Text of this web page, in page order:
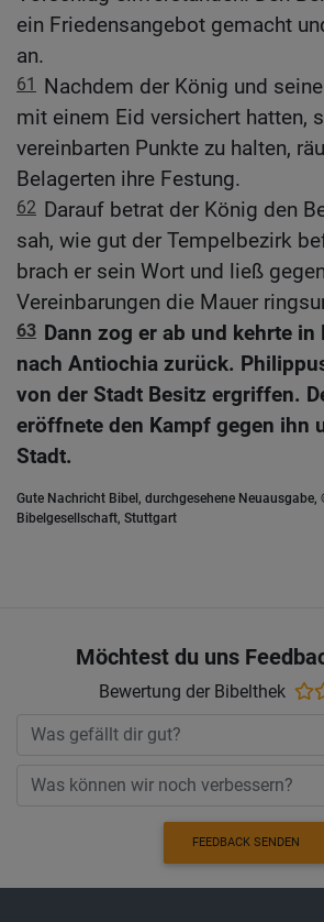
ein Friedensangebot gemacht
an.
61 Nachdem der König und
mit einem Eid versichert hatten,
vereinbarten Punkte zu halten,
Belagerten ihre Festung.
62 Darauf betrat der König den
sah, wie gut der Tempelbezirk
brach er sein Wort und ließ
Vereinbarungen die Mauer
63 Dann zog er ab und kehrte in
nach Antiochia zurück.
von der Stadt Besitz ergriffen.
eröffnete den Kampf gegen ihn
Stadt.
Gute Nachricht Bibel, durchgesehene Neuausgabe,
Bibelgesellschaft, Stuttgart
Möchtest du uns
Bewertung der Bibelthek
FEEDBACK SENDEN